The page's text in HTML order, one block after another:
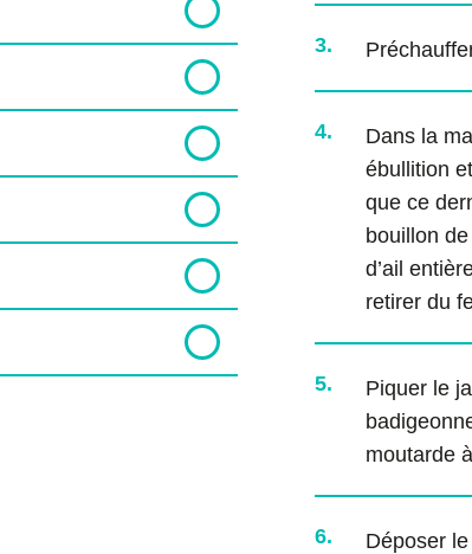
3.
4.
Dans la
ébullition
que ce
bouillon
d’ail
retirer du
5.
Piquer le
moutarde
6.
Déposer